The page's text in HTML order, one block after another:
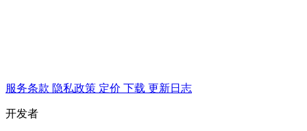
服务条款 隐私政策 定价 下载 更新日志
开发者